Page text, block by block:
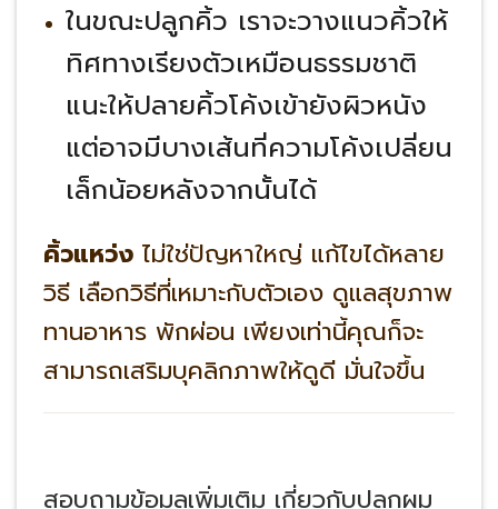
ในขณะปลูกคิ้ว เราจะวางแนวคิ้วให้
ทิศทางเรียงตัวเหมือนธรรมชาติ
แนะให้ปลายคิ้วโค้งเข้ายังผิวหนัง
แต่อาจมีบางเส้นที่ความโค้งเปลี่ยน
เล็กน้อยหลังจากนั้นได้
คิ้วแหว่งไม่ใช่ปัญหาใหญ่ แก้ไขได้หลาย
วิธี เลือกวิธีที่เหมาะกับตัวเอง ดูแลสุขภาพ
ทานอาหาร พักผ่อน เพียงเท่านี้คุณก็จะ
สามารถเสริมบุคลิกภาพให้ดูดี มั่นใจขึ้น
สอบถามข้อมูลเพิ่มเติม เกี่ยวกับปลูกผม